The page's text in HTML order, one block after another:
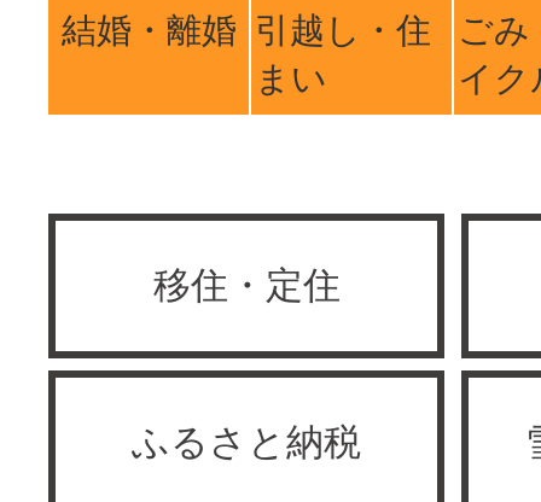
結婚・離婚 引越し・住
まい
ごみ
イク
移住・定住
ふるさと納税